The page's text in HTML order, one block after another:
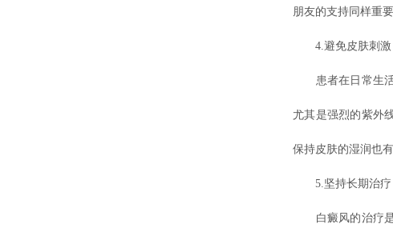
朋友的支持同样重
4.避免皮肤刺激
患者在日常生活
尤其是强烈的紫外
保持皮肤的湿润也
5.坚持长期治疗
白癜风的治疗是